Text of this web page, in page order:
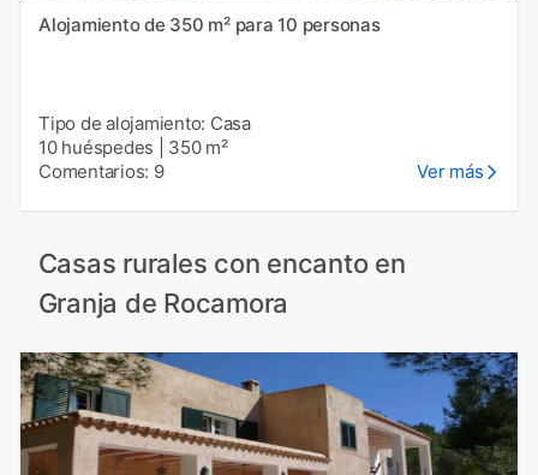
Alojamiento de 350 m² para 10 personas
Tipo de alojamiento: Casa
10 huéspedes
350 m²
Comentarios: 9
Ver más
Casas rurales con encanto en
Granja de Rocamora